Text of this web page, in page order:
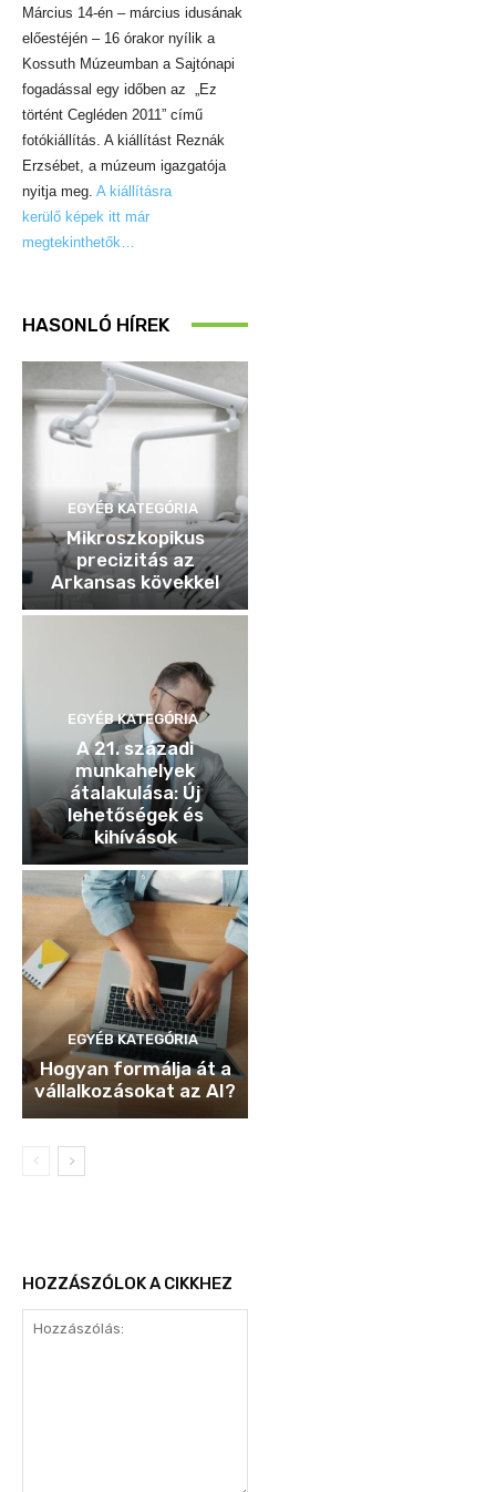
Március 14-én – március idusának
előestéjén – 16 órakor nyílik a
Kossuth Múzeumban a Sajtónapi
fogadással egy időben az „Ez
történt Cegléden 2011” című
fotókiállítás. A kiállítást Reznák
Erzsébet, a múzeum igazgatója
nyitja meg. A kiállításra
kerülő képek itt már
megtekinthetők…
HASONLÓ HÍREK
EGYÉB KATEGÓRIA
Mikroszkopikus
precizitás az
Arkansas kövekkel
EGYÉB KATEGÓRIA
A 21. századi
munkahelyek
átalakulása: Új
lehetőségek és
kihívások
EGYÉB KATEGÓRIA
Hogyan formálja át a
vállalkozásokat az AI?
HOZZÁSZÓLOK A CIKKHEZ